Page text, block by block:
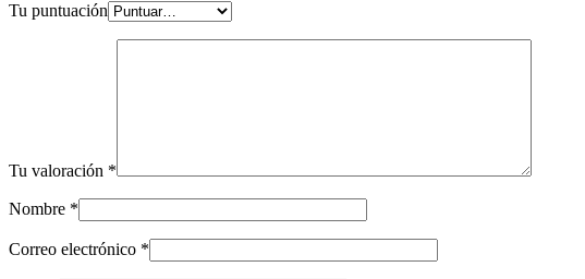
Tu puntuación
Tu valoración *
Nombre *
Correo electrónico *